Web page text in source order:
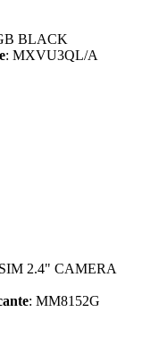
BLACK
: MXVU3QL/A
2.4" CAMERA
: MM8152G